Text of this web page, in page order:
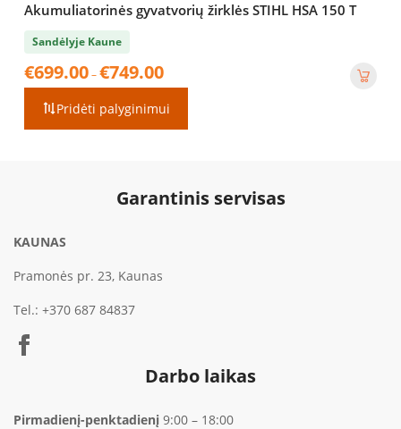
Akumuliatorinės gyvatvorių žirklės STIHL HSA 150 T
Sandėlyje Kaune
€699.00–€749.00
€699.00
through
Pridėti palyginimui
Garantinis servisas
KAUNAS
Pramonės pr. 23, Kaunas
Tel.: +370 687 84837
Darbo laikas
Pirmadienį-penktadienį 9:00 – 18:00